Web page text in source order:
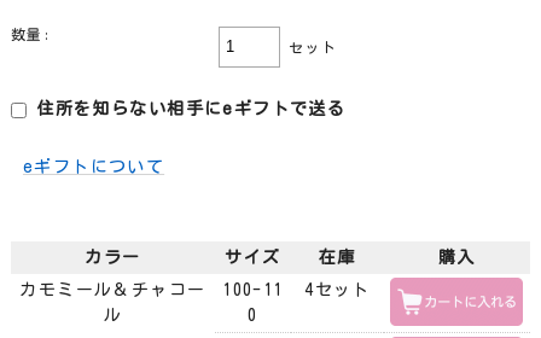
数量:
セット
住所を知らない相手にeギフトで送る
eギフトについて
カラー サイズ 在庫
購入
カモミール＆チャコー
ル
100-11
0
4セット